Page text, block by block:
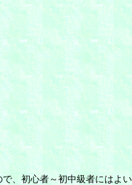
、初心者～初中級者にはよ